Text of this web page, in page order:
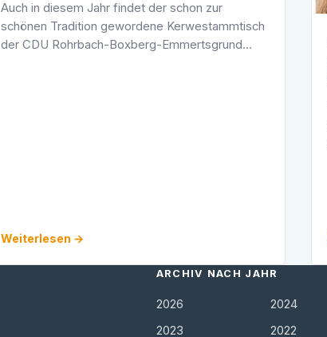
Auch in diesem Jahr findet der schon zur
schönen Tradition gewordene Kerwestammtisch
der CDU Rohrbach-Boxberg-Emmertsgrund
Weiterlesen →
ARCHIV NACH JAHR
2026
2024
2023
2022